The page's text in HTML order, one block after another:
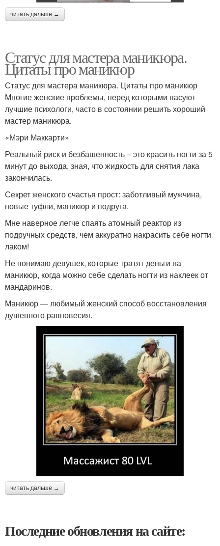
читать дальше →
Статус для мастера маникюра.
Цитаты про маникюр
Статус для мастера маникюра. Цитаты про маникюр
Многие женские проблемы, перед которыми пасуют
лучшие психологи, часто в состоянии решить хороший
мастер маникюра.
«Мэри Маккарти»
Реальный риск и безбашенность – это красить ногти за 5
минут до выхода, зная, что жидкость для снятия лака
закончилась.
Секрет женского счастья прост: заботливый мужчина,
новые туфли, маникюр и подруга.
Мне наверное легче спаять атомный реактор из
подручных средств, чем аккуратно накрасить себе ногти
лаком!
Не понимаю девушек, которые тратят деньги на
маникюр, когда можно себе сделать ногти из наклеек от
мандаринов.
Маникюр — любимый женский способ восстановления
душевного равновесия.
читать дальше →
Последние обновления на сайте: